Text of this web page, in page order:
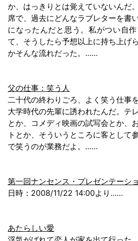
か、はっきりとは覚えていないんだ
席で、過去にどんなラブレターを書
になったんだと思う。私がつい自
て、そうしたら予想以上に持ち上げ
かそんな流れだった。……
父の仕事：笑う人
二十代の終わりごろ、よく笑う仕事
大学時代の先輩に誘われたんだ。テ
とか、コメディ映画の試写会とか、
トとか、そういうところに客として
で笑うのが業務だよ。……
第一回ナンセンス・プレゼンテーシ
日時：2008/11/22 14:00より……
あたらしい愛